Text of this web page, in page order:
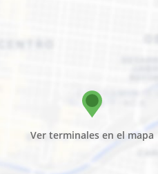
Ver terminales en el mapa